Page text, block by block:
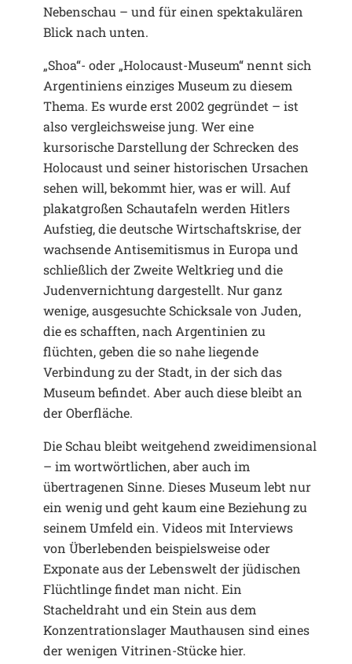
Nebenschau – und für einen spektakulären
Blick nach unten.
„Shoa“- oder „Holocaust-Museum“ nennt sich
Argentiniens einziges Museum zu diesem
Thema. Es wurde erst 2002 gegründet – ist
also vergleichsweise jung. Wer eine
kursorische Darstellung der Schrecken des
Holocaust und seiner historischen Ursachen
sehen will, bekommt hier, was er will. Auf
plakatgroßen Schautafeln werden Hitlers
Aufstieg, die deutsche Wirtschaftskrise, der
wachsende Antisemitismus in Europa und
schließlich der Zweite Weltkrieg und die
Judenvernichtung dargestellt. Nur ganz
wenige, ausgesuchte Schicksale von Juden,
die es schafften, nach Argentinien zu
flüchten, geben die so nahe liegende
Verbindung zu der Stadt, in der sich das
Museum befindet. Aber auch diese bleibt an
der Oberfläche.
Die Schau bleibt weitgehend zweidimensional
– im wortwörtlichen, aber auch im
übertragenen Sinne. Dieses Museum lebt nur
ein wenig und geht kaum eine Beziehung zu
seinem Umfeld ein. Videos mit Interviews
von Überlebenden beispielsweise oder
Exponate aus der Lebenswelt der jüdischen
Flüchtlinge findet man nicht. Ein
Stacheldraht und ein Stein aus dem
Konzentrationslager Mauthausen sind eines
der wenigen Vitrinen-Stücke hier.